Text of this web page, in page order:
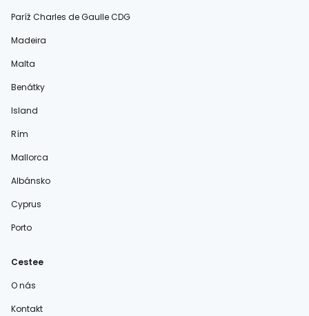
Paríž Charles de Gaulle CDG
Madeira
Malta
Benátky
Island
Rím
Mallorca
Albánsko
Cyprus
Porto
Cestee
O nás
Kontakt